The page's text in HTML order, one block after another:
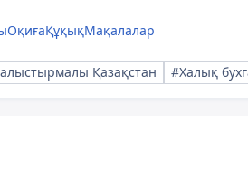
ОқиғаҚұқықМақалалар
Қазақстан #Халық